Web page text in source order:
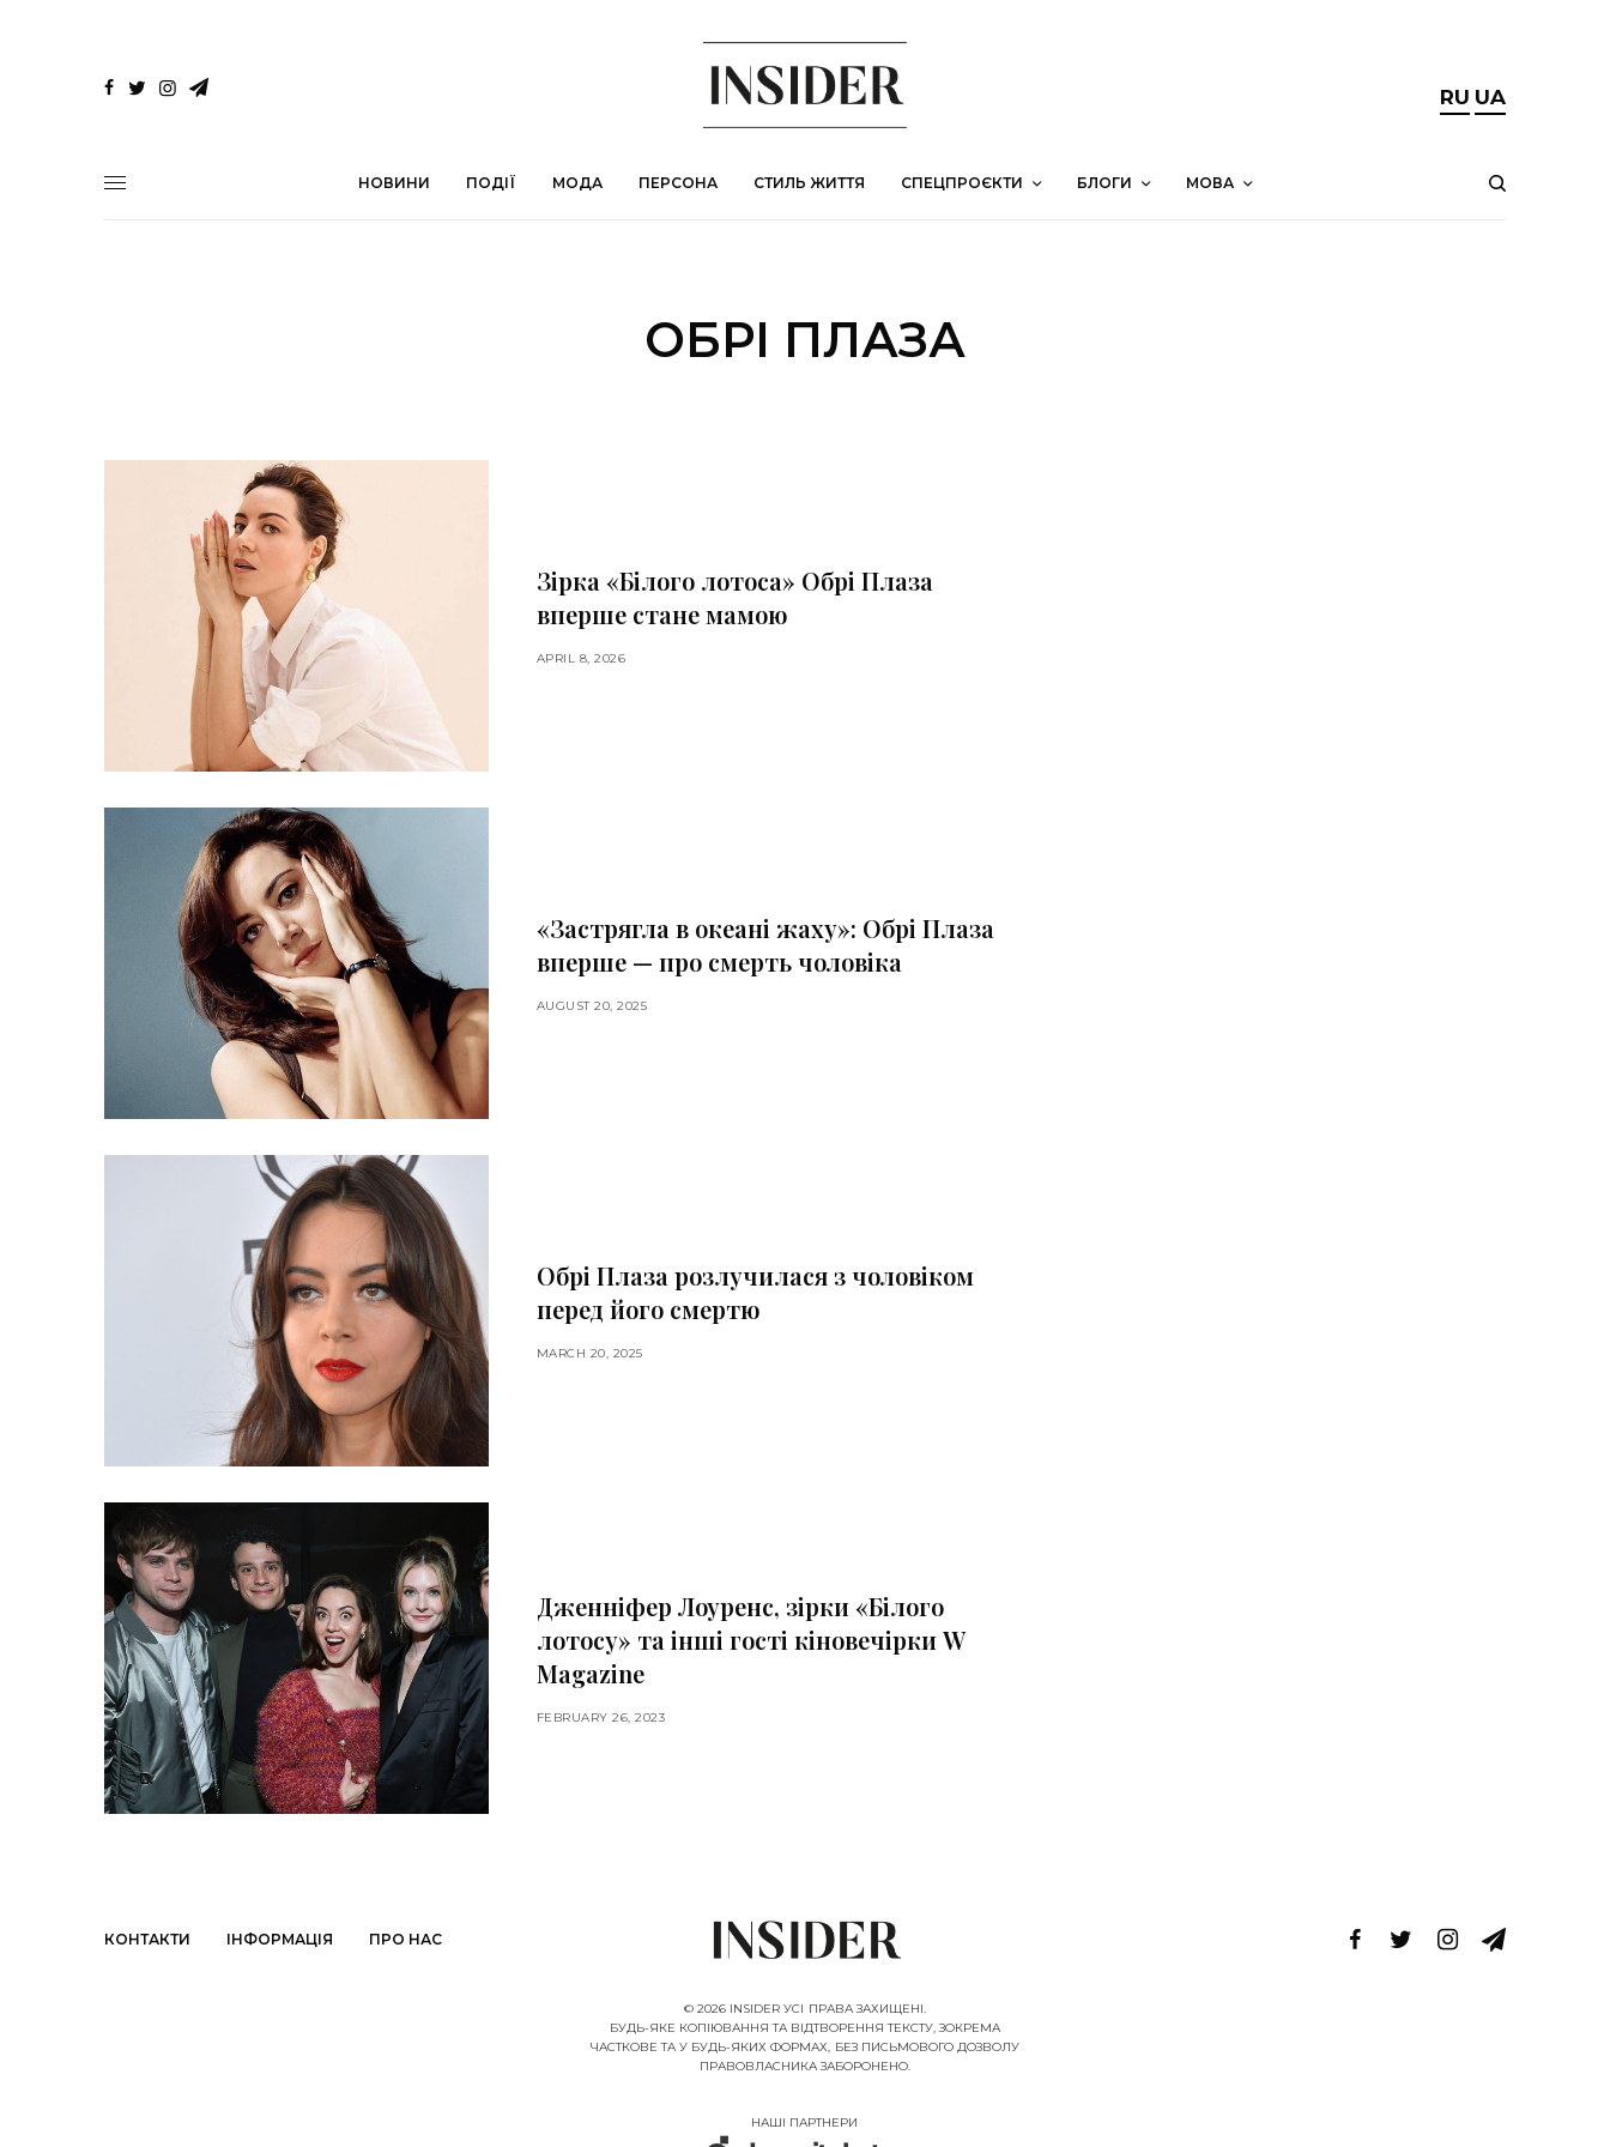
RU UA
НОВИНИ ПОДІЇ МОДА ПЕРСОНА СТИЛЬ ЖИТТЯ СПЕЦПРОЄКТИ БЛОГИ МОВА
ОБРІ ПЛАЗА
Зірка «Білого лотоса» Обрі Плаза
вперше стане мамою
APRIL 8, 2026
«Застрягла в океані жаху»: Обрі Плаза
вперше — про смерть чоловіка
AUGUST 20, 2025
Обрі Плаза розлучилася з чоловіком
перед його смертю
MARCH 20, 2025
Дженніфер Лоуренс, зірки «Білого
лотосу» та інші гості кіновечірки W
Magazine
FEBRUARY 26, 2023
КОНТАКТИ ІНФОРМАЦІЯ ПРО НАС
© 2026 INSIDER УСІ ПРАВА ЗАХИЩЕНІ.
БУДЬ-ЯКЕ КОПІЮВАННЯ ТА ВІДТВОРЕННЯ ТЕКСТУ, ЗОКРЕМА
ЧАСТКОВЕ ТА У БУДЬ-ЯКИХ ФОРМАХ, БЕЗ ПИСЬМОВОГО ДОЗВОЛУ
ПРАВОВЛАСНИКА ЗАБОРОНЕНО.
НАШІ ПАРТНЕРИ